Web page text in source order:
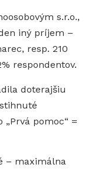
s.r.o.,
iný príjem –
resp. 210
respondentov.
doterajšiu
„Prvá pomoc“ =
– maximálna